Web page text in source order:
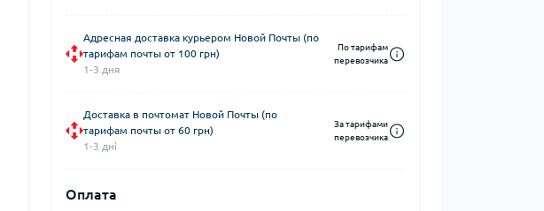
Адресная доставка курьером Новой Почты (по
тарифам почты от 100 грн)
1-3 дня
По тарифам
перевозчика
Доставка в почтомат Новой Почты (по
тарифам почты от 60 грн)
1-3 дні
За тарифами
перевозчика
Оплата